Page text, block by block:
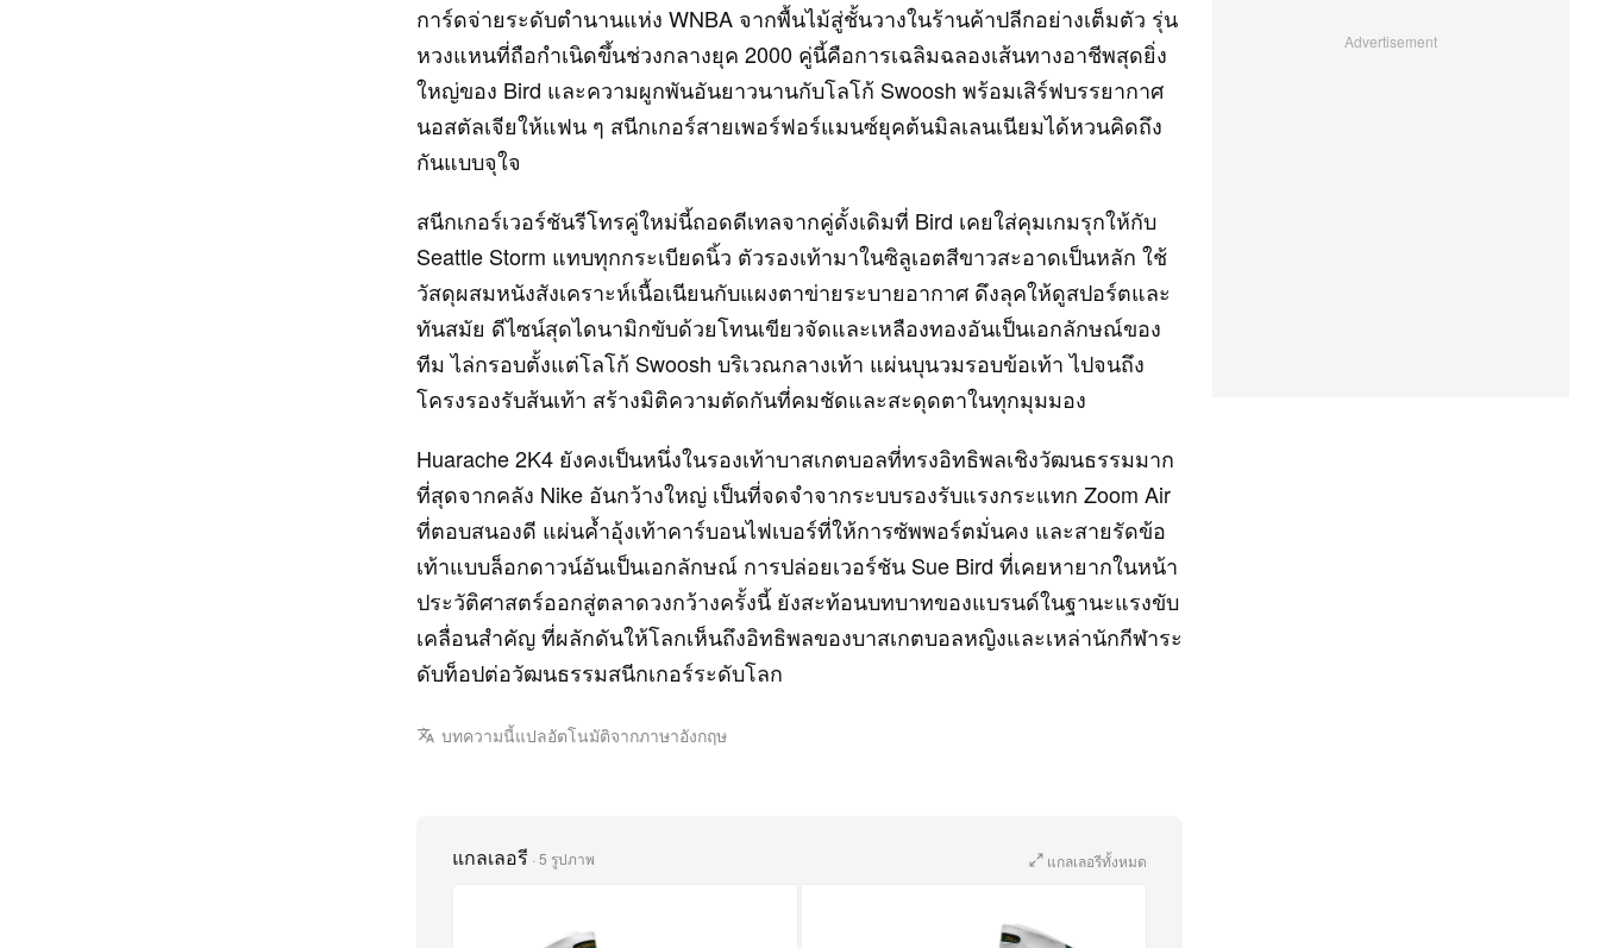
การ์ดจ่ายระดับตำนานแห่ง WNBA จากพื้นไม้สู่ชั้นวางในร้านค้าปลีกอย่างเต็มตัว รุ่น
หวงแหนที่ถือกำเนิดขึ้นช่วงกลางยุค 2000 คู่นี้คือการเฉลิมฉลองเส้นทางอาชีพสุดยิ่ง
ใหญ่ของ Bird และความผูกพันอันยาวนานกับโลโก้ Swoosh พร้อมเสิร์ฟบรรยากาศ
นอสตัลเจียให้แฟน ๆ สนีกเกอร์สายเพอร์ฟอร์แมนซ์ยุคต้นมิลเลนเนียมได้หวนคิดถึง
กันแบบจุใจ
สนีกเกอร์เวอร์ชันรีโทรคู่ใหม่นี้ถอดดีเทลจากคู่ดั้งเดิมที่ Bird เคยใส่คุมเกมรุกให้กับ
Seattle Storm แทบทุกกระเบียดนิ้ว ตัวรองเท้ามาในซิลูเอตสีขาวสะอาดเป็นหลัก ใช้
วัสดุผสมหนังสังเคราะห์เนื้อเนียนกับแผงตาข่ายระบายอากาศ ดึงลุคให้ดูสปอร์ตและ
ทันสมัย ดีไซน์สุดไดนามิกขับด้วยโทนเขียวจัดและเหลืองทองอันเป็นเอกลักษณ์ของ
ทีม ไล่กรอบตั้งแต่โลโก้ Swoosh บริเวณกลางเท้า แผ่นบุนวมรอบข้อเท้า ไปจนถึง
โครงรองรับส้นเท้า สร้างมิติความตัดกันที่คมชัดและสะดุดตาในทุกมุมมอง
Huarache 2K4 ยังคงเป็นหนึ่งในรองเท้าบาสเกตบอลที่ทรงอิทธิพลเชิงวัฒนธรรมมาก
ที่สุดจากคลัง Nike อันกว้างใหญ่ เป็นที่จดจำจากระบบรองรับแรงกระแทก Zoom Air
ที่ตอบสนองดี แผ่นค้ำอุ้งเท้าคาร์บอนไฟเบอร์ที่ให้การซัพพอร์ตมั่นคง และสายรัดข้อ
เท้าแบบล็อกดาวน์อันเป็นเอกลักษณ์ การปล่อยเวอร์ชัน Sue Bird ที่เคยหายากในหน้า
ประวัติศาสตร์ออกสู่ตลาดวงกว้างครั้งนี้ ยังสะท้อนบทบาทของแบรนด์ในฐานะแรงขับ
เคลื่อนสำคัญ ที่ผลักดันให้โลกเห็นถึงอิทธิพลของบาสเกตบอลหญิงและเหล่านักกีฬาระ
ดับท็อปต่อวัฒนธรรมสนีกเกอร์ระดับโลก
บทความนี้แปลอัตโนมัติจากภาษาอังกฤษ
แกลเลอรี · 5 รูปภาพ แกลเลอรีทั้งหมด